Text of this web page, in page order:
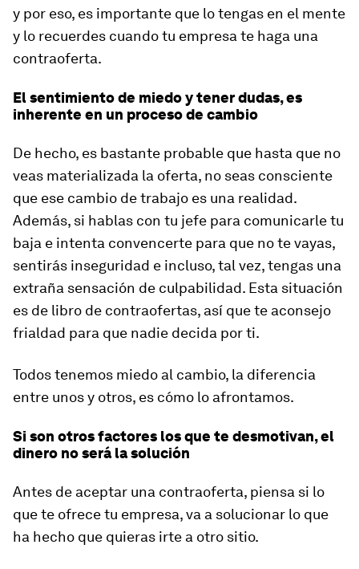
y por eso, es importante que lo tengas en el mente
y lo recuerdes cuando tu empresa te haga una
contraoferta.
El sentimiento de miedo y tener dudas, es
inherente en un proceso de cambio
De hecho, es bastante probable que hasta que no
veas materializada la oferta, no seas consciente
que ese cambio de trabajo es una realidad.
Además, si hablas con tu jefe para comunicarle tu
baja e intenta convencerte para que no te vayas,
sentirás inseguridad e incluso, tal vez, tengas una
extraña sensación de culpabilidad. Esta situación
es de libro de contraofertas, así que te aconsejo
frialdad para que nadie decida por ti.
Todos tenemos miedo al cambio, la diferencia
entre unos y otros, es cómo lo afrontamos.
Si son otros factores los que te desmotivan, el
dinero no será la solución
Antes de aceptar una contraoferta, piensa si lo
que te ofrece tu empresa, va a solucionar lo que
ha hecho que quieras irte a otro sitio.